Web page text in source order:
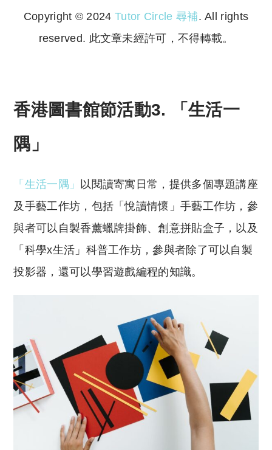
Copyright © 2024 Tutor Circle 尋補. All rights
reserved. 此文章未經許可，不得轉載。
香港圖書館節活動3. 「生活一
隅」
「生活一隅」 以閱讀寄寓日常，提供多個專題講座
及手藝工作坊，包括「悅讀情懷」手藝工作坊，參
與者可以自製香薰蠟牌掛飾、創意拼貼盒子，以及
「科學x生活」科普工作坊，參與者除了可以自製
投影器，還可以學習遊戲編程的知識。